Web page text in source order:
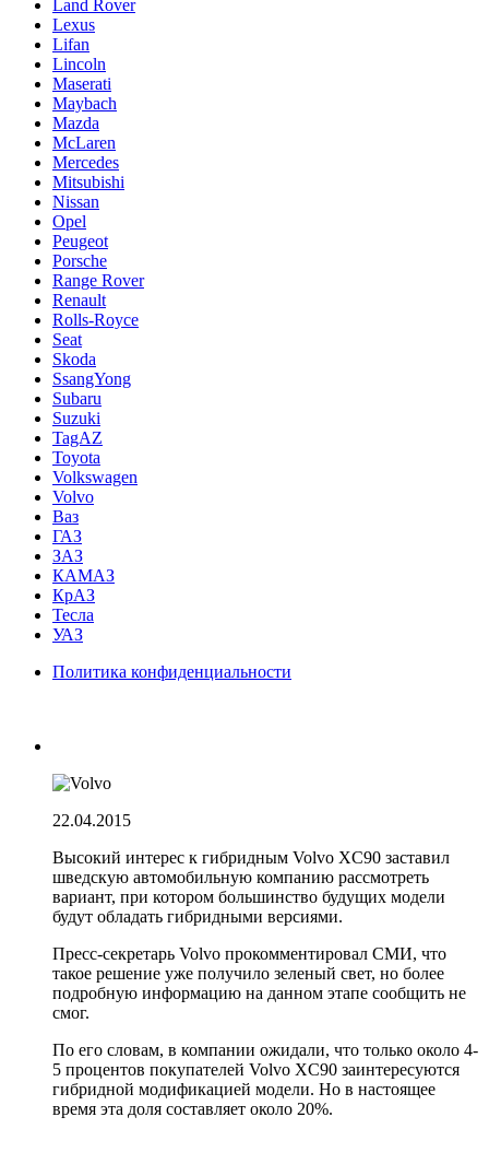
Land Rover
Lexus
Lifan
Lincoln
Maserati
Maybach
Mazda
McLaren
Mercedes
Mitsubishi
Nissan
Opel
Peugeot
Porsche
Range Rover
Renault
Rolls-Royce
Seat
Skoda
SsangYong
Subaru
Suzuki
TagAZ
Toyota
Volkswagen
Volvo
Ваз
ГАЗ
ЗАЗ
КАМАЗ
КрАЗ
Тесла
УАЗ
Политика конфиденциальности
22.04.2015
Высокий интерес к гибридным Volvo XC90 заставил
шведскую автомобильную компанию рассмотреть
вариант, при котором большинство будущих модели
будут обладать гибридными версиями.
Пресс-секретарь Volvo прокомментировал СМИ, что
такое решение уже получило зеленый свет, но более
подробную информацию на данном этапе сообщить не
смог.
По его словам, в компании ожидали, что только около 4-
5 процентов покупателей Volvo XC90 заинтересуются
гибридной модификацией модели. Но в настоящее
время эта доля составляет около 20%.